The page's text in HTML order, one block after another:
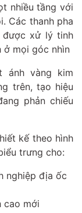
nhiều tầng với
Các thanh pha
được xử lý tinh
ở mọi góc nhìn
ánh vàng kim
trên, tạo hiệu
phản chiếu
kế theo hình
trưng cho:
nghiệp địa ốc
cao mới